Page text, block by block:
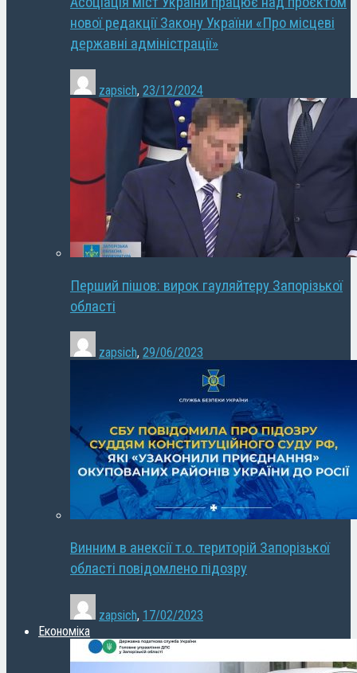
нової редакції Закону України «Про місцеві
державні адміністрації»
zapsich, 23/12/2024
Перший пішов: вирок гауляйтеру Запорізької
області
zapsich, 29/06/2023
Винним в анексії т.о. територій Запорізької
області повідомлено підозру
zapsich, 17/02/2023
Економіка